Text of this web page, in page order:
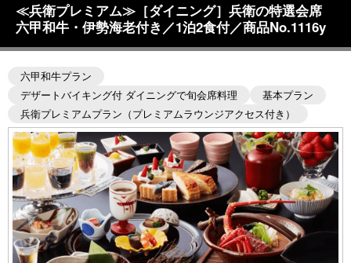
≪兵衛プレミアム≫［ダイニング］兵衛の特選会席
六甲和牛・伊勢海老付き／1泊2食付／商品No.1116y
六甲和牛プラン
デザートバイキング付 ダイニングで旬会席料理
基本プラン
兵衛プレミアムプラン（プレミアムラウンジアクセス付き）